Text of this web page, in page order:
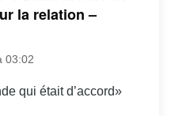
la relation –
03:02
qui était d’accord»